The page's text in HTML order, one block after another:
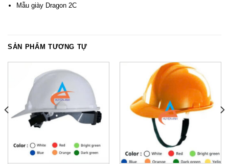
Mẫu giày Dragon 2C
SẢN PHẨM TƯƠNG TỰ